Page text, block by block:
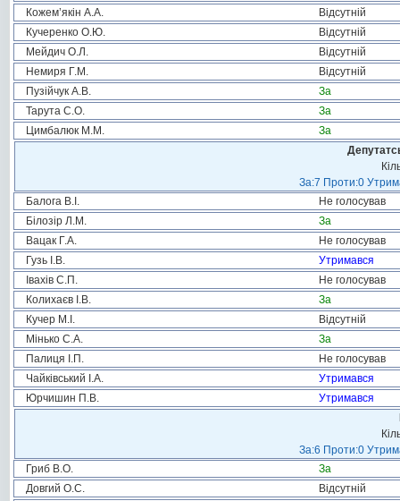
Кожем’якін А.А.
Відсутній
Кучеренко О.Ю.
Відсутній
Мейдич О.Л.
Відсутній
Немиря Г.М.
Відсутній
Пузійчук А.В.
За
Тарута С.О.
За
Цимбалюк М.М.
За
За:7 Проти:0
Балога В.І.
Не голосував
Білозір Л.М.
За
Вацак Г.А.
Не голосував
Гузь І.В.
Утримався
Івахів С.П.
Не голосував
Колихаєв І.В.
За
Кучер М.І.
Відсутній
Мінько С.А.
За
Палиця І.П.
Не голосував
Чайківський І.А.
Утримався
Юрчишин П.В.
Утримався
За:6 Проти:0
Гриб В.О.
За
Довгий О.С.
Відсутній